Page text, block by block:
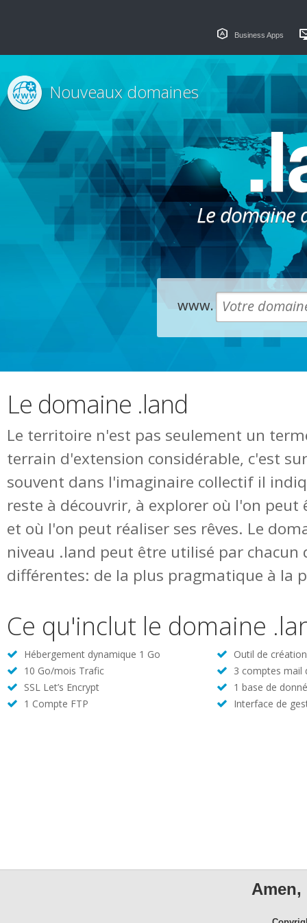
Business Apps
Le domaine
Nouveaux domaines
www.
Le domaine .land
Le territoire n'est pas seulement un
terrain d'extension considérable, c'est
souvent dans l'imaginaire collectif il
reste à découvrir, à explorer où l'on
et où l'on peut réaliser ses rêves. Le
niveau .land peut être utilisé par chacun
différentes: de la plus pragmatique à la
Ce qu'inclut le domaine
Hébergement dynamique 1 Go
Outil de
10 Go/mois Trafic
3 comptes mail
SSL Let’s Encrypt
1 base de
1 Compte FTP
Interface de